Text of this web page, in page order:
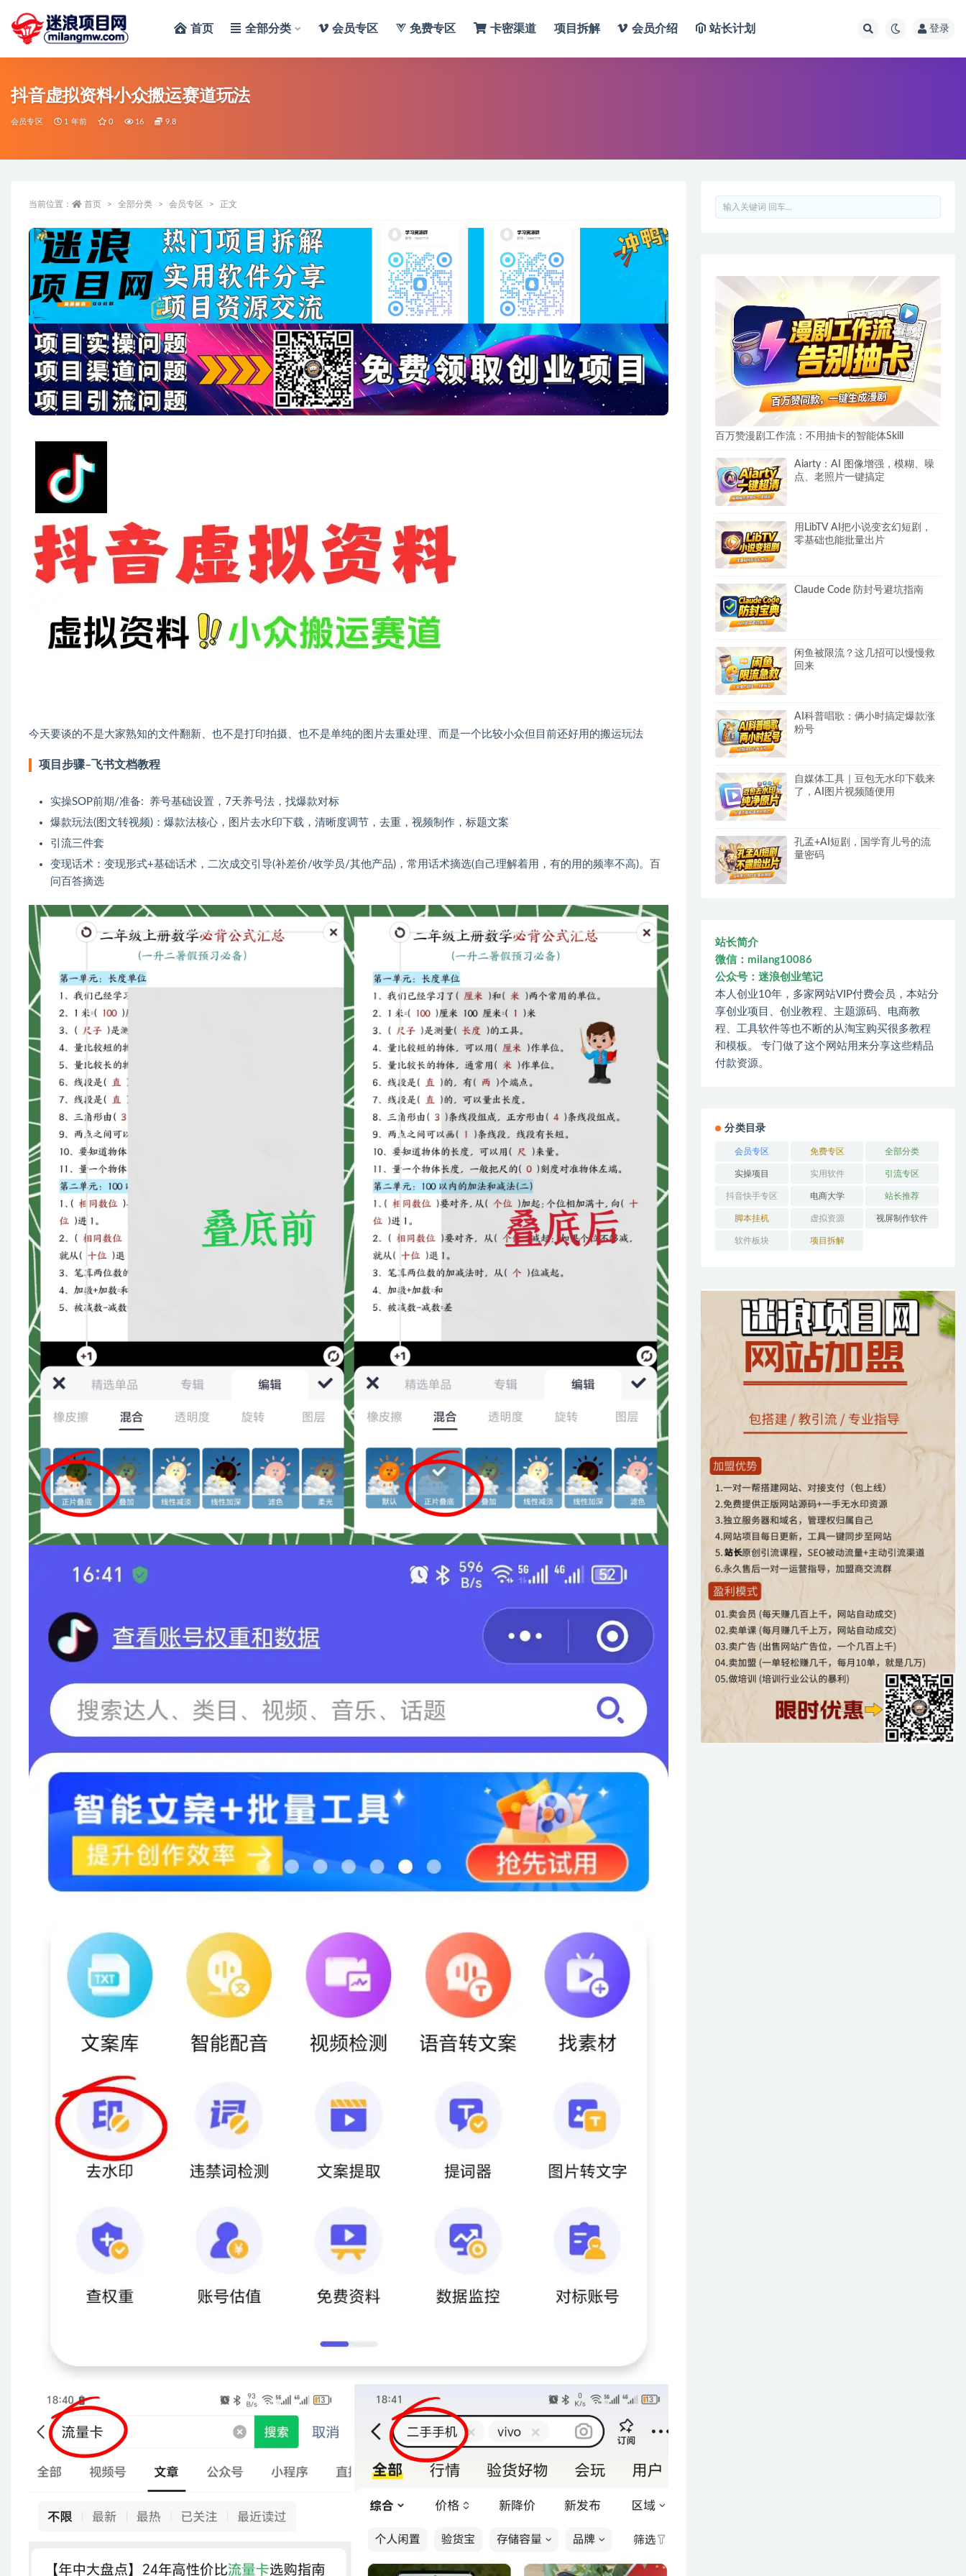
首页 全部分类 会员专区 免费专区 卡密渠道 项目拆解 会员介绍 站长计划 登录
抖音虚拟资料小众搬运赛道玩法
会员专区 1 年前 0 16 9.8
当前位置： 首页 全部分类 会员专区 正文
今天要谈的不是大家熟知的文件翻新、也不是打印拍摄、也不是单纯的图片去重处理、而是一个比较小众但目前还好用的搬运玩法
项目步骤–飞书文档教程
实操SOP前期/准备: 养号基础设置，7天养号法，找爆款对标
爆款玩法(图文转视频)：爆款法核心，图片去水印下载，清晰度调节，去重，视频制作，标题文案
引流三件套
变现话术：变现形式+基础话术，二次成交引导(补差价/收学员/其他产品)，常用话术摘选(自己理解着用，有的用的频率不高)。百
问百答摘选
百万赞漫剧工作流：不用抽卡的智能体Skill
Aiarty：AI 图像增强，模糊、噪
点、老照片一键搞定
用LibTV AI把小说变玄幻短剧，
零基础也能批量出片
Claude Code 防封号避坑指南
闲鱼被限流？这几招可以慢慢救
回来
AI科普唱歌：俩小时搞定爆款涨
粉号
自媒体工具｜豆包无水印下载来
了，AI图片视频随便用
孔孟+AI短剧，国学育儿号的流
量密码
站长简介
微信：milang10086
公众号：迷浪创业笔记
本人创业10年，多家网站VIP付费会员，本站分
享创业项目、创业教程、主题源码、电商教
程、工具软件等也不断的从淘宝购买很多教程
和模板。 专门做了这个网站用来分享这些精品
付款资源。
分类目录
会员专区 免费专区 全部分类
实操项目 实用软件 引流专区
抖音快手专区 电商大学 站长推荐
脚本挂机 虚拟资源 视屏制作软件
软件板块 项目拆解